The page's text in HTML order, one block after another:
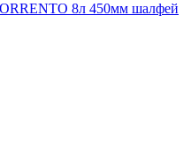
8л 450мм шалфей